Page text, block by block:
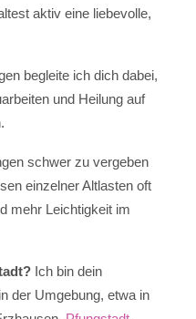
aktiv eine liebevolle,
begleite ich dich dabei,
und Heilung auf
schwer zu vergeben
einzelner Altlasten oft
mehr Leichtigkeit im
Ich bin dein
der Umgebung, etwa in